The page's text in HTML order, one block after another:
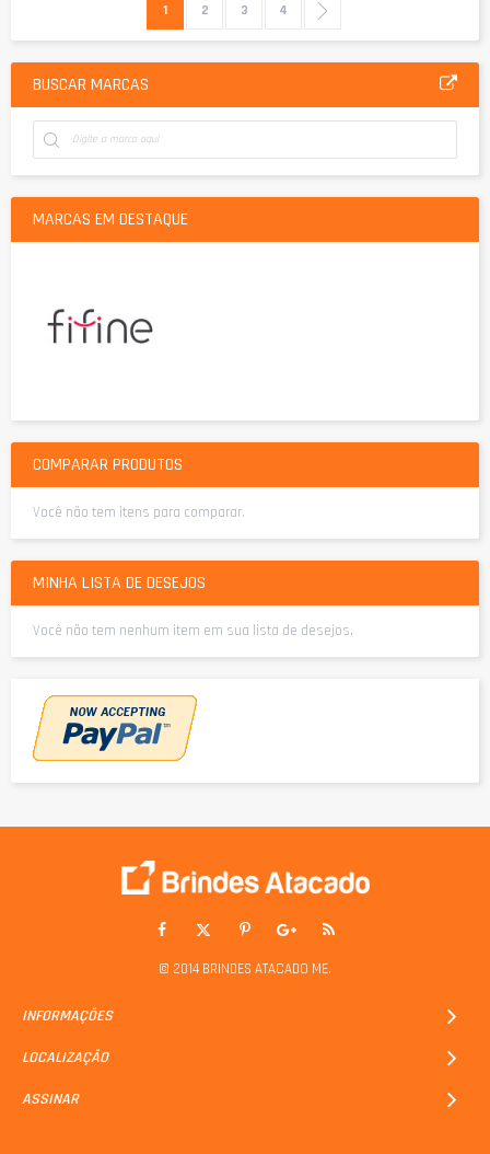
Você esta lendo a pagina
1 Página
2 Página
3 Página
4
BUSCAR MARCAS
MARCAS EM DESTAQUE
COMPARAR PRODUTOS
Você não tem itens para comparar.
MINHA LISTA DE DESEJOS
Você não tem nenhum item em sua lista de desejos.
© 2014 BRINDES ATACADO ME.
INFORMAÇÕES
LOCALIZAÇÃO
ASSINAR